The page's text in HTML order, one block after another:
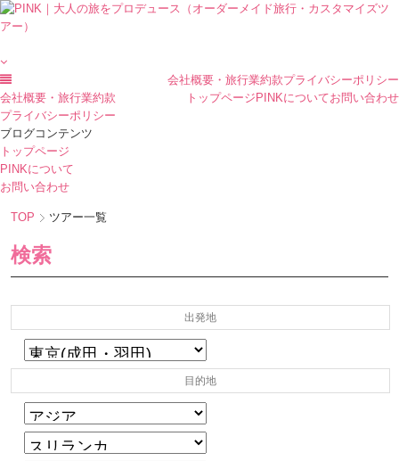
会社概要・旅行業約款プライバシーポリシー
トップページ PINKについてお問い合わせ
会社概要・旅行業約款
プライバシーポリシー
ブログコンテンツ
トップページ
PINKについて
お問い合わせ
TOP ツアー一覧
検索
出発地
目的地